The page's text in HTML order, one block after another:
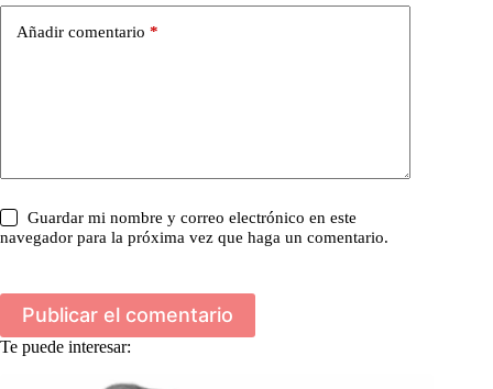
Añadir comentario *
Guardar mi nombre y correo electrónico en este
navegador para la próxima vez que haga un comentario.
Publicar el comentario
Te puede interesar: